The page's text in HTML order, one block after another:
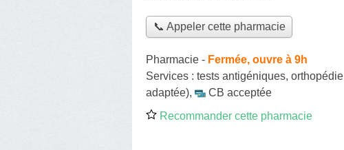
📞 Appeler cette pharmacie
Pharmacie - Fermée, ouvre à 9h
Services : tests antigéniques, orthopédie
adaptée),
CB acceptée
Recommander cette pharmacie